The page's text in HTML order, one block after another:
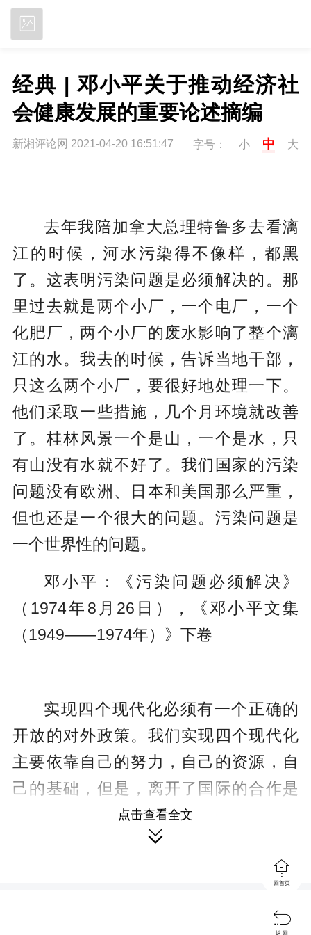
经典 | 邓小平关于推动经济社
会健康发展的重要论述摘编
新湘评论网 2021-04-20 16:51:47 字号： 小 中 大
去年我陪加拿大总理特鲁多去看漓
江的时候，河水污染得不像样，都黑
了。这表明污染问题是必须解决的。那
里过去就是两个小厂，一个电厂，一个
化肥厂，两个小厂的废水影响了整个漓
江的水。我去的时候，告诉当地干部，
只这么两个小厂，要很好地处理一下。
他们采取一些措施，几个月环境就改善
了。桂林风景一个是山，一个是水，只
有山没有水就不好了。我们国家的污染
问题没有欧洲、日本和美国那么严重，
但也还是一个很大的问题。污染问题是
一个世界性的问题。
邓小平：《污染问题必须解决》
（1974年8月26日），《邓小平文集
（1949——1974年）》下卷
实现四个现代化必须有一个正确的
开放的对外政策。我们实现四个现代化
主要依靠自己的努力，自己的资源，自
己的基础，但是，离开了国际的合作是
不可能的。应该充分利用世界的先进的
成果，包括利用世界上可能提供的资
金，来加速四个现代化的建设。这个条
点击查看全文


回首页

返 回